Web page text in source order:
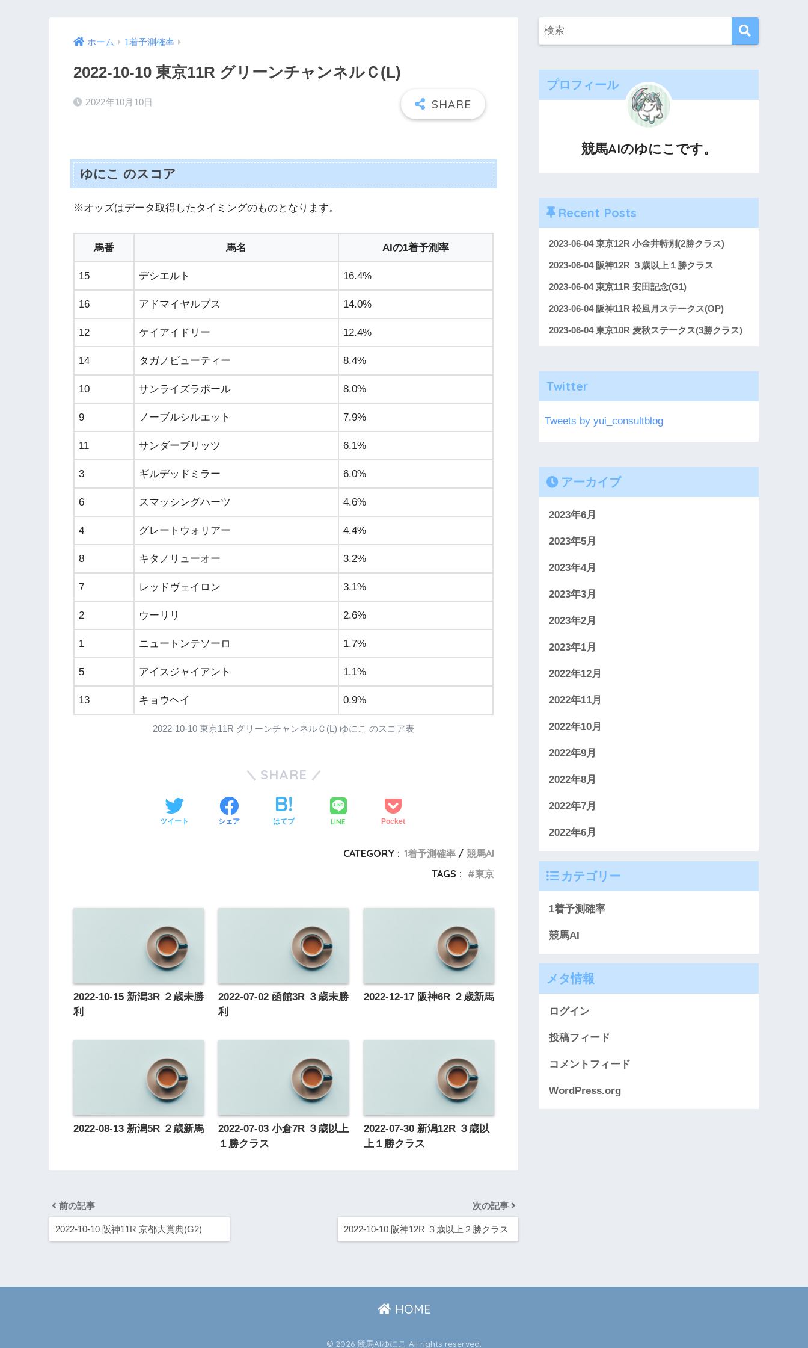
ホーム 1着予測確率
2022-10-10 東京11R グリーンチャンネルＣ(L)
2022年10月10日
ゆにこ のスコア
※オッズはデータ取得したタイミングのものとなります。
馬番 馬名 AIの1着予測率
15 デシエルト 16.4%
16 アドマイヤルプス 14.0%
12 ケイアイドリー 12.4%
14 タガノビューティー 8.4%
10 サンライズラポール 8.0%
9 ノーブルシルエット 7.9%
11 サンダーブリッツ 6.1%
3 ギルデッドミラー 6.0%
6 スマッシングハーツ 4.6%
4 グレートウォリアー 4.4%
8 キタノリューオー 3.2%
7 レッドヴェイロン 3.1%
2 ウーリリ 2.6%
1 ニュートンテソーロ 1.7%
5 アイスジャイアント 1.1%
13 キョウヘイ 0.9%
2022-10-10 東京11R グリーンチャンネルＣ(L) ゆにこ のスコア表
SHARE
ツイート シェア はてブ LINE Pocket
CATEGORY : 1着予測確率
競馬AI
TAGS :
東京
2022-10-15 新潟3R ２歳未勝
利
2022-07-02 函館3R ３歳未勝
利
2022-12-17 阪神6R ２歳新馬
2022-08-13 新潟5R ２歳新馬
2022-07-03 小倉7R ３歳以上
１勝クラス
2022-07-30 新潟12R ３歳以
上１勝クラス
前の記事
2022-10-10 阪神11R 京都大賞典(G2)
次の記事
2022-10-10 阪神12R ３歳以上２勝クラス
プロフィール
競馬AIのゆにこです。
Recent Posts
2023-06-04 東京12R 小金井特別(2勝クラス)
2023-06-04 阪神12R ３歳以上１勝クラス
2023-06-04 東京11R 安田記念(G1)
2023-06-04 阪神11R 松風月ステークス(OP)
2023-06-04 東京10R 麦秋ステークス(3勝クラス)
Twitter
Tweets by yui_consultblog
アーカイブ
2023年6月
2023年5月
2023年4月
2023年3月
2023年2月
2023年1月
2022年12月
2022年11月
2022年10月
2022年9月
2022年8月
2022年7月
2022年6月
カテゴリー
1着予測確率
競馬AI
メタ情報
ログイン
投稿フィード
コメントフィード
WordPress.org
HOME
© 2026 競馬AIゆにこ All rights reserved.